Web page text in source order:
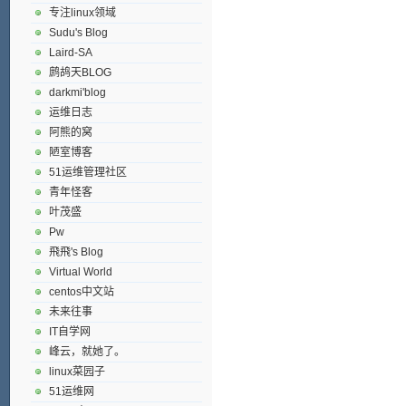
专注linux领域
Sudu's Blog
Laird-SA
鹧鸪天BLOG
darkmi'blog
运维日志
阿熊的窝
陋室博客
51运维管理社区
青年怪客
叶茂盛
Pw
飛飛's Blog
Virtual World
centos中文站
未来往事
IT自学网
峰云，就她了。
linux菜园子
51运维网